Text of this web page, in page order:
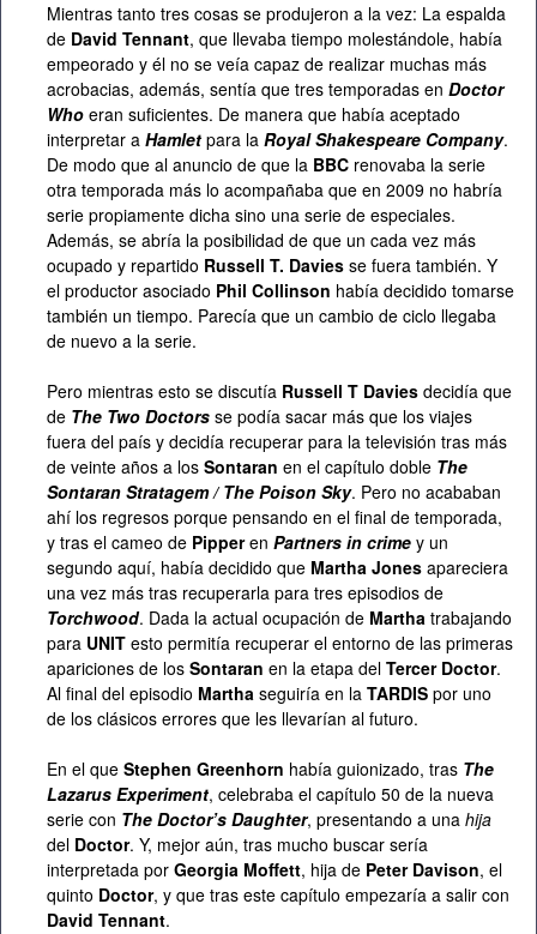
Mientras tanto tres cosas se produjeron a la vez: La espalda
de David Tennant, que llevaba tiempo molestándole, había
empeorado y él no se veía capaz de realizar muchas más
acrobacias, además, sentía que tres temporadas en Doctor
Who eran suficientes. De manera que había aceptado
interpretar a Hamlet para la Royal Shakespeare Company.
De modo que al anuncio de que la BBC renovaba la serie
otra temporada más lo acompañaba que en 2009 no habría
serie propiamente dicha sino una serie de especiales.
Además, se abría la posibilidad de que un cada vez más
ocupado y repartido Russell T. Davies se fuera también. Y
el productor asociado Phil Collinson había decidido tomarse
también un tiempo. Parecía que un cambio de ciclo llegaba
de nuevo a la serie.
Pero mientras esto se discutía Russell T Davies decidía que
de The Two Doctors se podía sacar más que los viajes
fuera del país y decidía recuperar para la televisión tras más
de veinte años a los Sontaran en el capítulo doble The
Sontaran Stratagem / The Poison Sky. Pero no acababan
ahí los regresos porque pensando en el final de temporada,
y tras el cameo de Pipperen Partners in crime y un
segundo aquí, había decidido que Martha Jones apareciera
una vez más tras recuperarla para tres episodios de
Torchwood. Dada la actual ocupación de Martha trabajando
para UNIT esto permitía recuperar el entorno de las primeras
apariciones de los Sontaran en la etapa del Tercer Doctor.
Al final del episodio Martha seguiría en la TARDIS por uno
de los clásicos errores que les llevarían al futuro.
En el que Stephen Greenhorn había guionizado, tras The
Lazarus Experiment, celebraba el capítulo 50 de la nueva
serie con The Doctor’s Daughter, presentando a una hija
del Doctor. Y, mejor aún, tras mucho buscar sería
interpretada por Georgia Moffett, hija de Peter Davison, el
quinto Doctor, y que tras este capítulo empezaría a salir con
David Tennant.